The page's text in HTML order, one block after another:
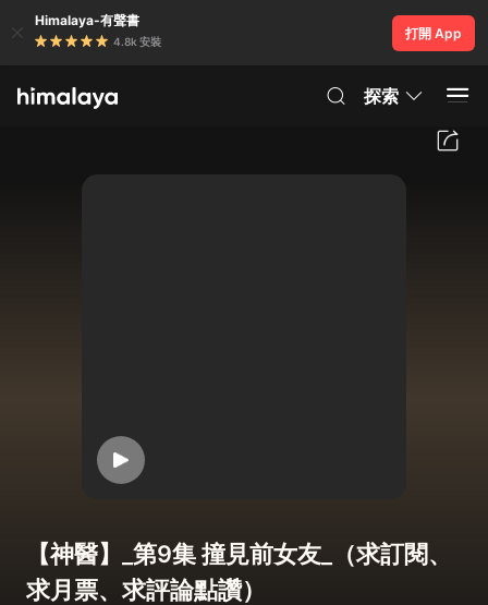
Himalaya-有聲書
4.8k 安裝
打開 App
探索
【神醫】_第9集 撞見前女友_（求訂閱、
求月票、求評論點讚）